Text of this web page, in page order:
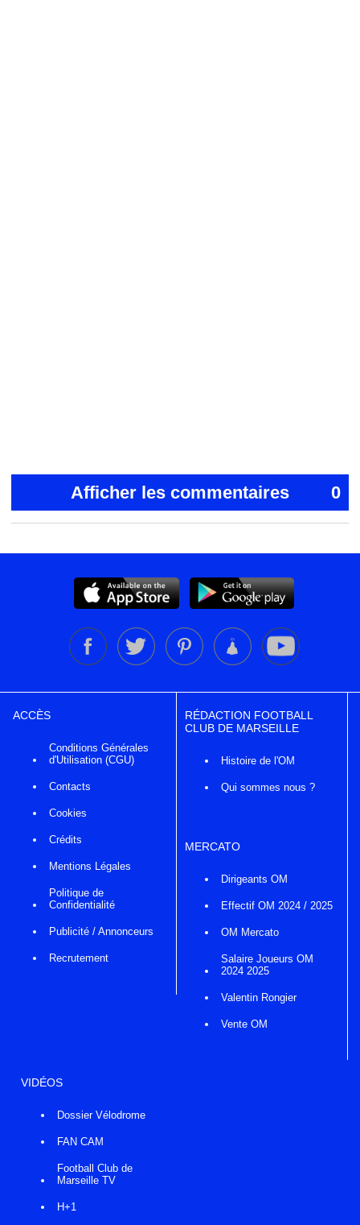
Afficher les commentaires 0
ACCÈS
Conditions Générales
d'Utilisation (CGU)
Contacts
Cookies
Crédits
Mentions Légales
Politique de
Confidentialité
Publicité / Annonceurs
Recrutement
RÉDACTION FOOTBALL
CLUB DE MARSEILLE
Histoire de l'OM
Qui sommes nous ?
MERCATO
Dirigeants OM
Effectif OM 2024 / 2025
OM Mercato
Salaire Joueurs OM
2024 2025
Valentin Rongier
Vente OM
VIDÉOS
Dossier Vélodrome
FAN CAM
Football Club de
Marseille TV
H+1